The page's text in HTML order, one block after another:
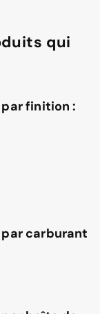
qui
par finition :
par carburant